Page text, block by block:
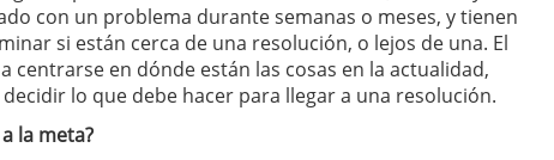
con un problema durante semanas o meses, y tienen
si están cerca de una resolución, o lejos de una. El
centrarse en dónde están las cosas en la actualidad,
lo que debe hacer para llegar a una resolución.
la meta?